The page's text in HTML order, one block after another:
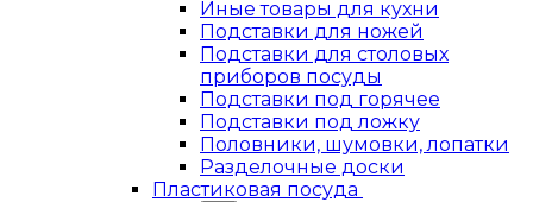
Иные товары для кухни
Подставки для ножей
Подставки для столовых
приборов посуды
Подставки под горячее
Подставки под ложку
Половники, шумовки, лопатки
Разделочные доски
Пластиковая посуда